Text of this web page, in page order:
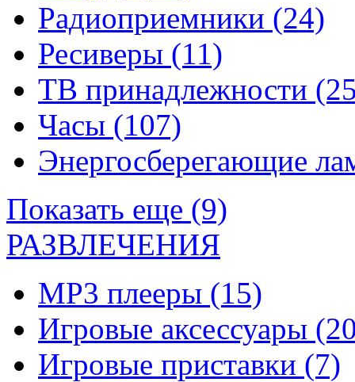
Радиоприемники (24)
Ресиверы (11)
ТВ принадлежности
Часы (107)
Энергосберегающие
Показать еще (9)
РАЗВЛЕЧЕНИЯ
MP3 плееры (15)
Игровые аксессуары
Игровые приставки (7)